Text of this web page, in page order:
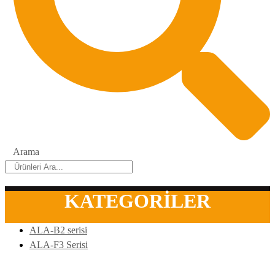
Arama
KATEGORİLER
ALA-B2 serisi
ALA-F3 Serisi